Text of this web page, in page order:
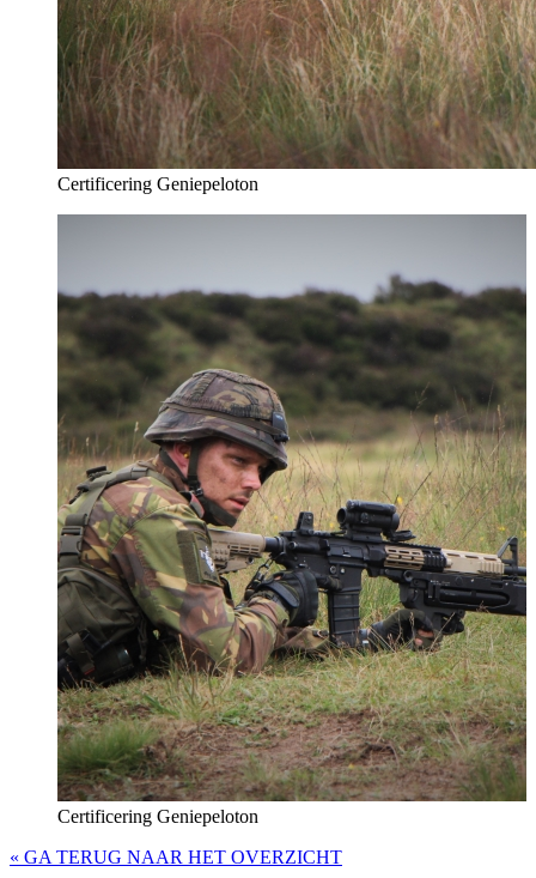
Certificering Geniepeloton
Certificering Geniepeloton
« GA TERUG NAAR HET OVERZICHT